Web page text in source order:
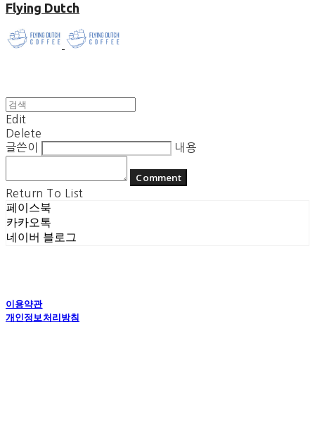
Flying Dutch
Edit
Delete
글쓴이
내용
Comment
Return To List
페이스북
카카오톡
네이버 블로그
이용약관
개인정보처리방침